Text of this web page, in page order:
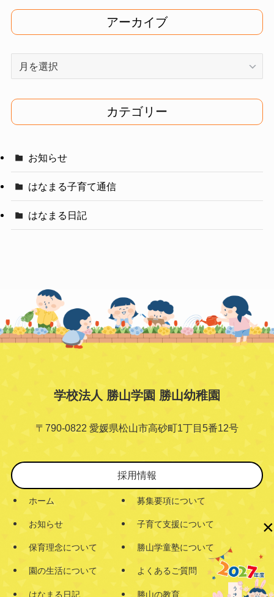
アーカイブ
イ
ブ
カテゴリー
お知らせ
はなまる子育て通信
はなまる日記
学校法人 勝山学園 勝山幼稚園
〒790-0822 愛媛県松山市高砂町1丁目5番12号
採用情報
ホーム
お知らせ
保育理念について
園の生活について
はなまる日記
募集要項について
子育て支援について
勝山学童塾について
よくあるご質問
勝山の教育
×